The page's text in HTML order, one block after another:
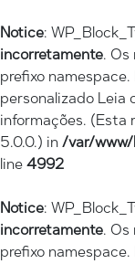
Notice:
incorretamente. Os
prefixo
personalizado Leia
informações. (Esta
5.0.0.) in /var/
line 4992
Notice:
incorretamente. Os
prefixo